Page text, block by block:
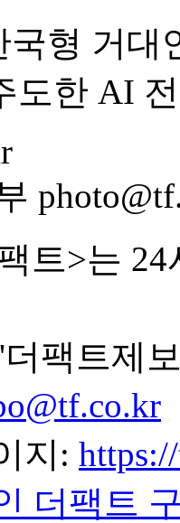
국형 거
도한 AI
트>는
더팩트제
지:
더팩트